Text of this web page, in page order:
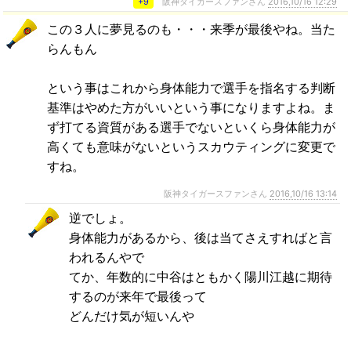
この３人に夢見るのも・・・来季が最後やね。当た
らんもん
という事はこれから身体能力で選手を指名する判断
基準はやめた方がいいという事になりますよね。ま
ず打てる資質がある選手でないといくら身体能力が
高くても意味がないというスカウティングに変更で
すね。
阪神タイガースファンさん 2016,10/16 13:14
逆でしょ。
身体能力があるから、後は当てさえすればと言
われるんやで
てか、年数的に中谷はともかく陽川江越に期待
するのが来年で最後って
どんだけ気が短いんや